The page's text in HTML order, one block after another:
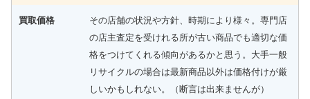
買取価格
その店舗の状況や方針、時期により様々。専門店
の店主査定を受けれる所が古い商品でも適切な価
格をつけてくれる傾向があるかと思う。大手一般
リサイクルの場合は最新商品以外は価格付けが厳
しいかもしれない。（断言は出来ませんが）